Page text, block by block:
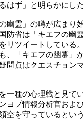
はず」と明らかにした
幽霊」の噂が広まり
防省は「キエフの幽
リツイートしている
、「キエフの幽霊」
問点はクエスチョン
一種の心理戦と見て
ヨプ情報分析官およ
空を守っているとい